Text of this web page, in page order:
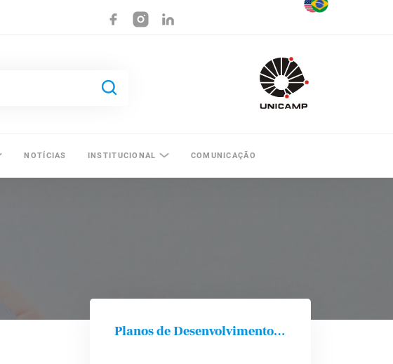
NOTÍCIAS INSTITUCIONAL COMUNICAÇÃO
Planos de Desenvolvimento das Disciplinas